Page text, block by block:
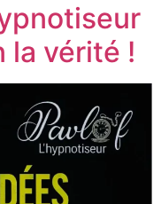
la vérité !